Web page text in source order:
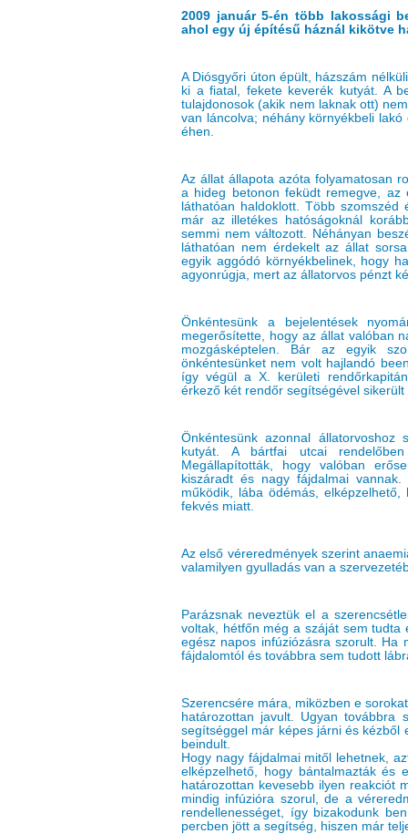
2009 január 5-én több lakossági
ahol egy új építésű háznál kikötve
A Diósgyőri úton épült, házszám
ki a fiatal, fekete keverék kutyát. A
tulajdonosok (akik nem laknak ott)
van láncolva; néhány környékbeli
éhen.
Az állat állapota azóta folyamatosan
a hideg betonon feküdt remegve, az
láthatóan haldoklott. Több
már az illetékes hatóságoknál
semmi nem változott. Néhányan
láthatóan nem érdekelt az állat
egyik aggódó környékbelinek, hogy
agyonrúgja, mert az állatorvos pénzt
Önkéntesünk a bejelentések
megerősítette, hogy az állat valóban
mozgásképtelen. Bár az egyik
önkéntesünket nem volt hajlandó
így végül a X. kerületi
érkező két rendőr segítségével
Önkéntesünk azonnal
kutyát. A bártfai utcai
Megállapították, hogy valóban
kiszáradt és nagy fájdalmai
működik, lába ödémás,
fekvés miatt.
Az első véreredmények szerint
valamilyen gyulladás van a
Parázsnak neveztük el a
voltak, hétfőn még a száját sem tudta
egész napos infúziózásra szorult. Ha
fájdalomtól és továbbra sem tudott
Szerencsére mára, miközben e
határozottan javult. Ugyan továbbra
segítséggel már képes járni és kézből
beindult.
Hogy nagy fájdalmai mitől lehetnek,
elképzelhető, hogy bántalmazták és
határozottan kevesebb ilyen reakciót
mindig infúzióra szorul, de a
rendellenességet, így bizakodunk
percben jött a segítség, hiszen már